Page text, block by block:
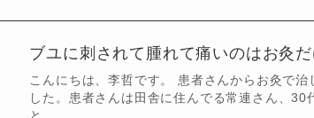
ブユに刺されて腫れて痛いのはお灸
こんにちは、李哲です。 患者さんからお灸で
した。患者さんは田舎に住んでる常連さん、30